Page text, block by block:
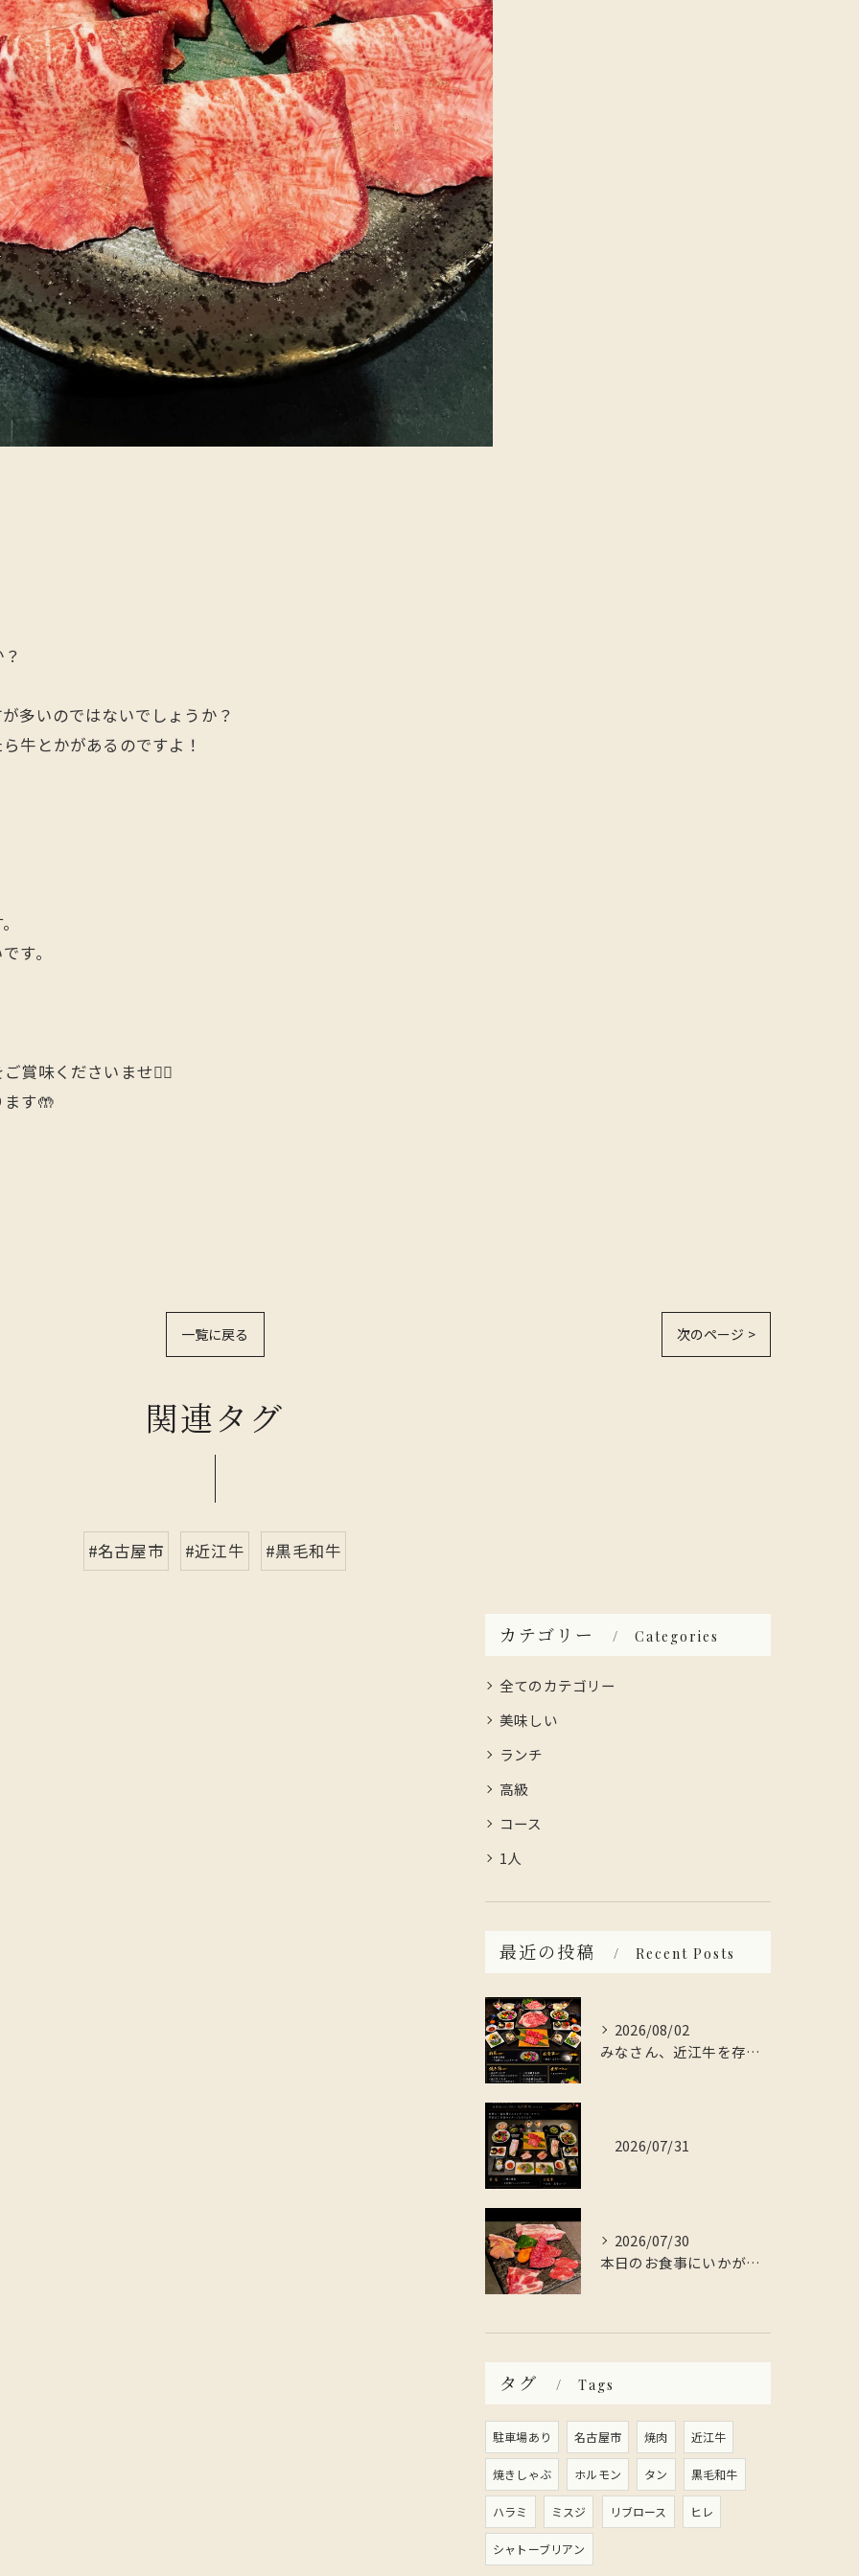
多いのではないでしょうか？
牛とかがあるのですよ！
す。
賞味くださいませ🙇‍♂️
す🤲
一覧に戻る 次のページ >
関連タグ
#名古屋市 #近江牛 #黒毛和牛
カテゴリー Categories
全てのカテゴリー
美味しい
ランチ
高級
コース
1人
最近の投稿 Recent Posts
2026/08/02
みなさん、近江牛を存分に楽しんでみませんか？
2026/07/31
2026/07/30
本日のお食事にいかがですか？
タグ Tags
駐車場あり 名古屋市 焼肉 近江牛
焼きしゃぶ ホルモン タン 黒毛和牛
ハラミ ミスジ リブロース ヒレ
シャトーブリアン